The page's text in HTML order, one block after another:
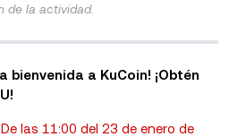
de la actividad.
bienvenida a KuCoin! ¡Obtén
las 11:00 del 23 de enero de